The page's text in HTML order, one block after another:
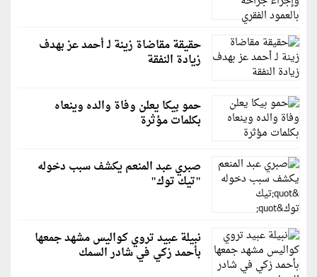
حقيقة مقاضاة زينة لـ أحمد عز بهدف
زيادة النفقة
حمو بيكا يعلن وفاة والده وينعاه
بكلمات مؤثرة
صبري عبد المنعم يكشف سبب دخوله
"تيك توك"
نبيلة عبيد تروي كواليس مشهد جمعها
بأحمد زكي في شادر السمك